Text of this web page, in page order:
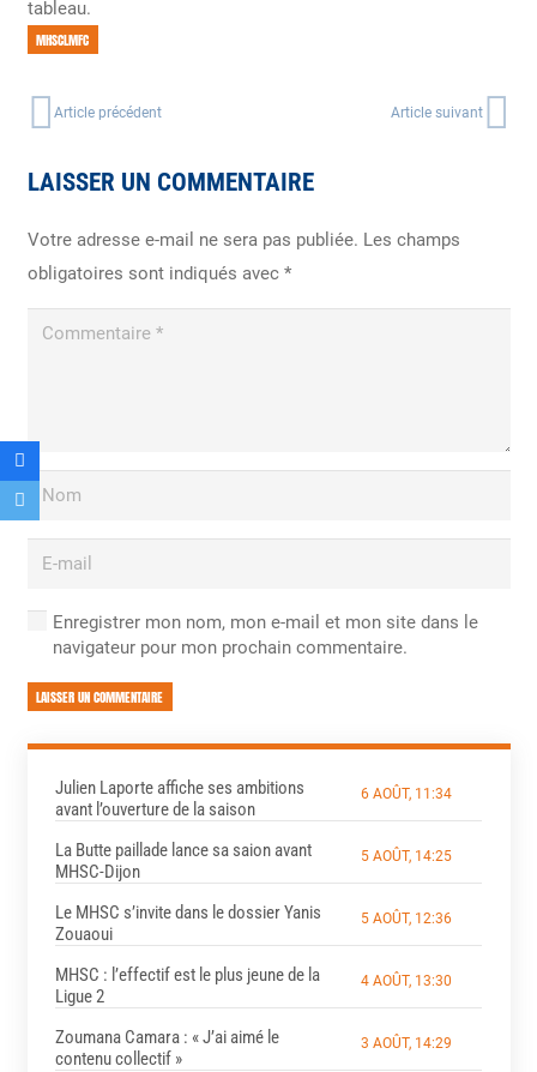
tableau.
MHSCLMFC
Article précédent Article suivant
LAISSER UN COMMENTAIRE
Votre adresse e-mail ne sera pas publiée. Les champs
obligatoires sont indiqués avec *
Enregistrer mon nom, mon e-mail et mon site dans le
navigateur pour mon prochain commentaire.
LAISSER UN COMMENTAIRE
Julien Laporte affiche ses ambitions
avant l’ouverture de la saison
6 AOÛT, 11:34
La Butte paillade lance sa saion avant
MHSC-Dijon
5 AOÛT, 14:25
Le MHSC s’invite dans le dossier Yanis
Zouaoui
5 AOÛT, 12:36
MHSC : l’effectif est le plus jeune de la
Ligue 2
4 AOÛT, 13:30
Zoumana Camara : « J’ai aimé le
contenu collectif »
3 AOÛT, 14:29